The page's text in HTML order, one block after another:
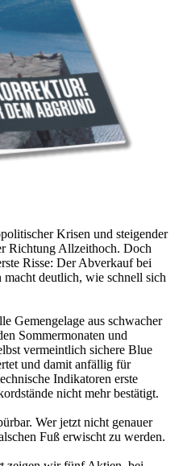
Krisen und steigender
Richtung Allzeithoch. Doch
Risse: Der Abverkauf bei
deutlich, wie schnell sich
Gemengelage aus schwacher
Sommermonaten und
vermeintlich sichere Blue
und damit anfällig für
Indikatoren erste
nicht mehr bestätigt.
Wer jetzt nicht genauer
Fuß erwischt zu werden.